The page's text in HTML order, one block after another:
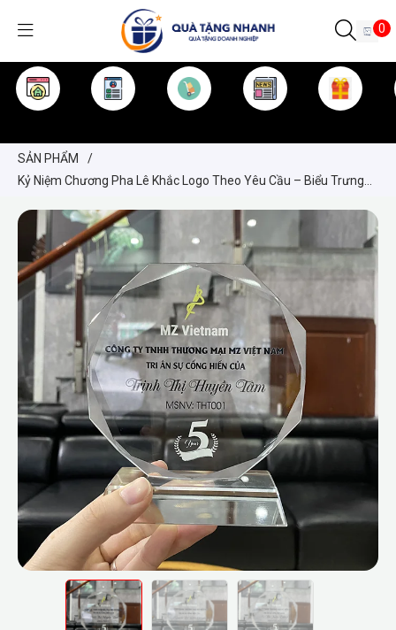
0
SẢN PHẨM
/
Kỷ Niệm Chương Pha Lê Khắc Logo Theo Yêu Cầu – Biểu Trưng